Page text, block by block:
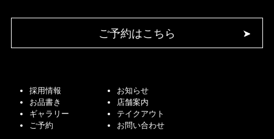
ご予約はこちら
採用情報
お知らせ
お品書き
店舗案内
ギャラリー
テイクアウト
ご予約
お問い合わせ